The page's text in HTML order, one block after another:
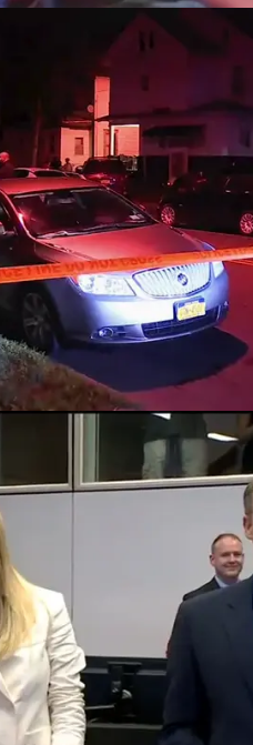
ocho años, en un tiroteo en Nueva
una niña de ocho años, heridas de
"Violencia armada
una "violencia armada
ejecuciones extrajudiciales
y que está especialmente
los que “criminalizan y
fueron contra
"trabajo soñado" era ser
ha revelado que su
Lo ha confesado en
Espacial Internacional,
desde el centro de
sonrojada tras hablar con los
ataque de
Zelenski
ciudadanos
Actualidad